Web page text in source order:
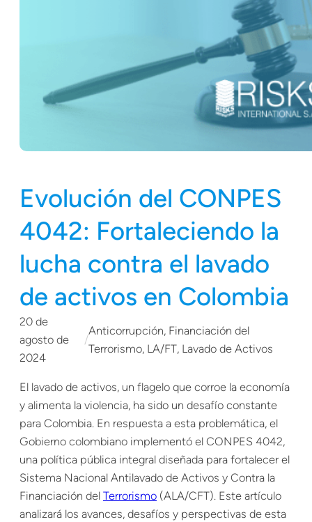
Evolución del CONPES
4042: Fortaleciendo la
lucha contra el lavado
de activos en Colombia
20 de
agosto de
2024
/
Anticorrupción, Financiación del
Terrorismo, LA/FT, Lavado de Activos
El lavado de activos, un flagelo que corroe la economía
y alimenta la violencia, ha sido un desafío constante
para Colombia. En respuesta a esta problemática, el
Gobierno colombiano implementó el CONPES 4042,
una política pública integral diseñada para fortalecer el
Sistema Nacional Antilavado de Activos y Contra la
Financiación del Terrorismo (ALA/CFT). Este artículo
analizará los avances, desafíos y perspectivas de esta